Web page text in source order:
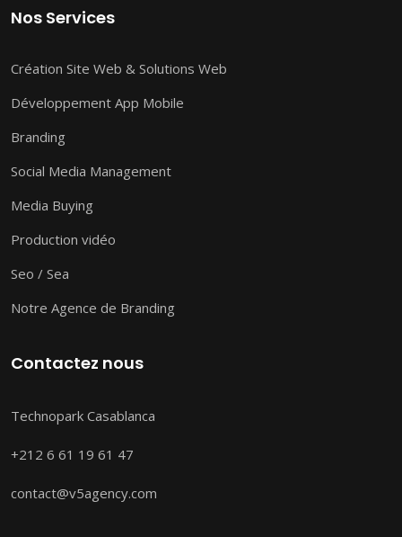
Nos Services
Création Site Web & Solutions Web
Développement App Mobile
Branding
Social Media Management
Media Buying
Production vidéo
Seo / Sea
Notre Agence de Branding
Contactez nous
Technopark Casablanca
+212 6 61 19 61 47
contact@v5agency.com